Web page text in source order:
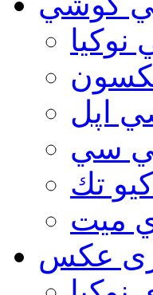
اپل
سي
تك
ميت
عکس